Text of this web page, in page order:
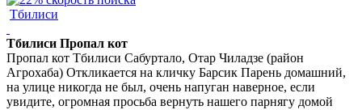
Тбилиси
Тбилиси Пропал кот
Пропал кот Тбилиси Сабуртало, Отар Чиладзе (район
Агрохаба) Откликается на кличку Барсик Парень домашний,
на улице никогда не был, очень напуган наверное, если
увидите, огромная просьба вернуть нашего парнягу домой